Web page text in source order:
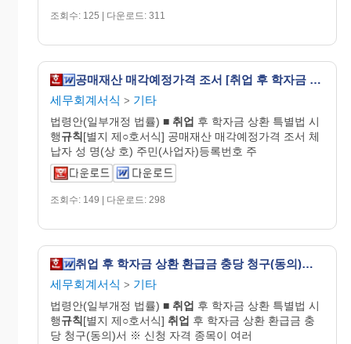
조회수: 125 | 다운로드: 311
공매재산 매각예정가격 조서 [취업 후 학자금 상환 특별법 시행규칙 서식62]
세무회계서식 > 기타
법령안(일부개정 법률) ■ 취업 후 학자금 상환 특별법 시
행규칙[별지 제○호서식] 공매재산 매각예정가격 조서 체
납자 성 명(상 호) 주민(사업자)등록번호 주
조회수: 149 | 다운로드: 298
취업 후 학자금 상환 환급금 충당 청구(동의)서 [취업 후 학자금 상환 특별법 시행규칙 서식8]
세무회계서식 > 기타
법령안(일부개정 법률) ■ 취업 후 학자금 상환 특별법 시
행규칙[별지 제○호서식] 취업 후 학자금 상환 환급금 충
당 청구(동의)서 ※ 신청 자격 종목이 여러